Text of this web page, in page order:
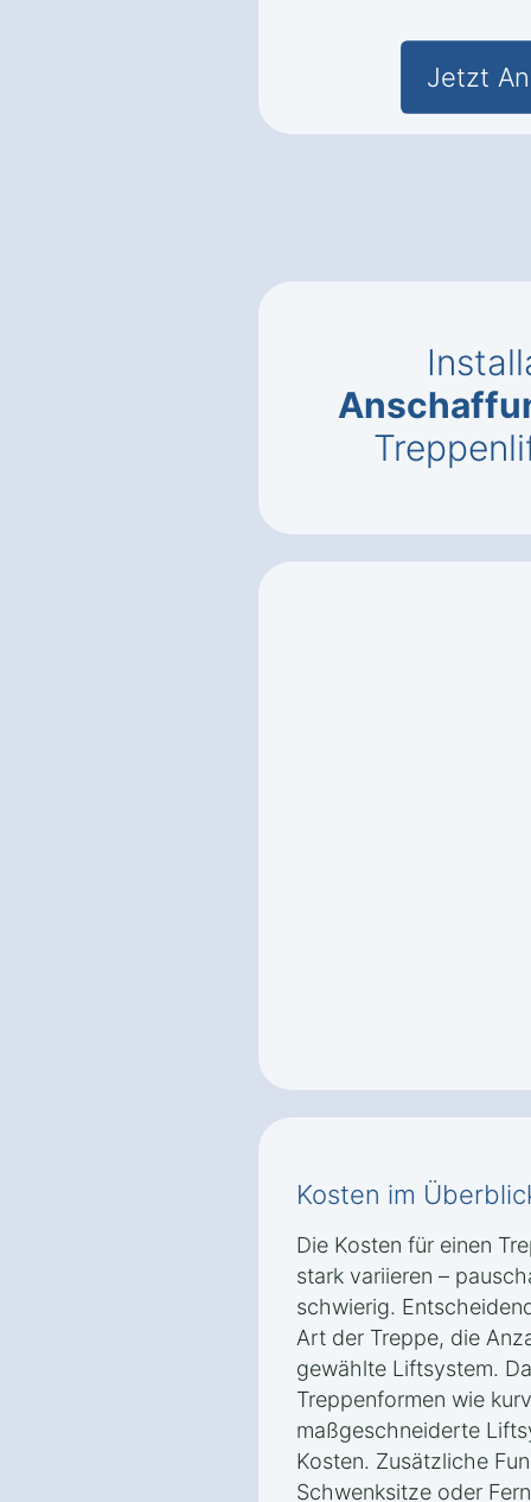
Jetzt
Kosten im
Die Kosten für einen
stark variieren –
schwierig.
Art der Treppe, die
gewählte Liftsystem.
Treppenformen wie
maßgeschneiderte
Kosten. Zusätzliche
Schwenksitze oder